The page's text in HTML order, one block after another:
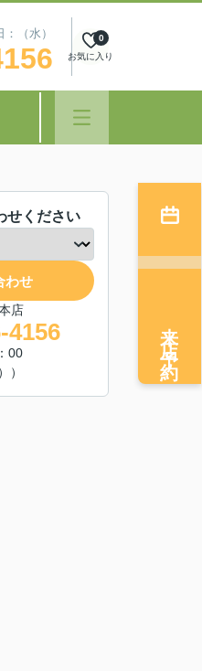
（水）
お気に入り
0
せください
わせ
店
4156
00
）
来店予約